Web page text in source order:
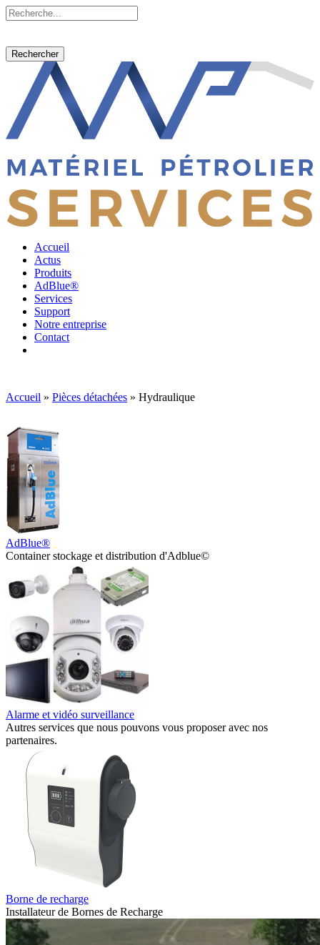
Rechercher
Accueil
Actus
Produits
AdBlue®
Services
Support
Notre entreprise
Contact
Accueil » Pièces détachées » Hydraulique
AdBlue®
Container stockage et distribution d'Adblue©
Alarme et vidéo surveillance
Autres services que nous pouvons vous proposer avec nos
partenaires.
Borne de recharge
Installateur de Bornes de Recharge